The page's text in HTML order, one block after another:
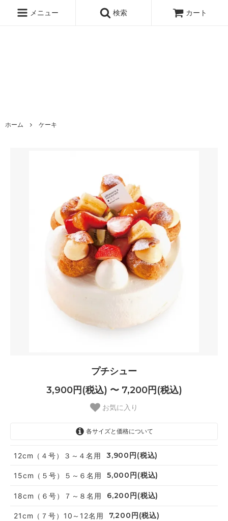
メニュー 検索 カート
ホーム ケーキ
プチシュー
3,900円(税込) 〜 7,200円(税込)
お気に入り
各サイズと価格について
12cm（４号）３～４名用 3,900円(税込)
15cm（５号）５～６名用 5,000円(税込)
18cm（６号）７～８名用 6,200円(税込)
21cm（７号）10～12名用 7,200円(税込)